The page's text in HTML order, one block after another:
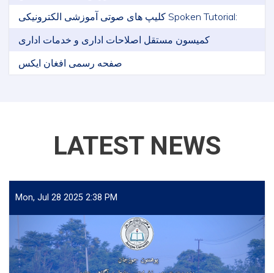
کلیپ های صوتی آموزشی الکترونیکی Spoken Tutorial:
کمیسون مستقل اصلاحات اداری و خدمات اداری
صفحه رسمی افغان ایکس
LATEST NEWS
Mon, Jul 28 2025 2:38 PM